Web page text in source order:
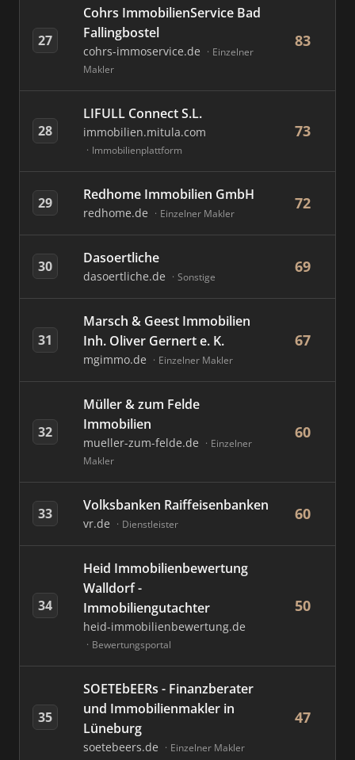
27
Cohrs ImmobilienService Bad
Fallingbostel
cohrs-immoservice.de
Einzelner
Makler
83
28
LIFULL Connect S.L.
immobilien.mitula.com
Immobilienplattform
73
29 Redhome Immobilien GmbH
redhome.de Einzelner Makler
72
30 Dasoertliche
dasoertliche.de Sonstige
69
31
Marsch & Geest Immobilien
Inh. Oliver Gernert e. K.
mgimmo.de Einzelner Makler
67
32
Müller & zum Felde
Immobilien
mueller-zum-felde.de
Einzelner
Makler
60
33 Volksbanken Raiffeisenbanken
vr.de Dienstleister
60
34
Heid Immobilienbewertung
Walldorf -
Immobiliengutachter
heid-immobilienbewertung.de
Bewertungsportal
50
35
SOETEbEERs - Finanzberater
und Immobilienmakler in
Lüneburg
soetebeers.de Einzelner Makler
47